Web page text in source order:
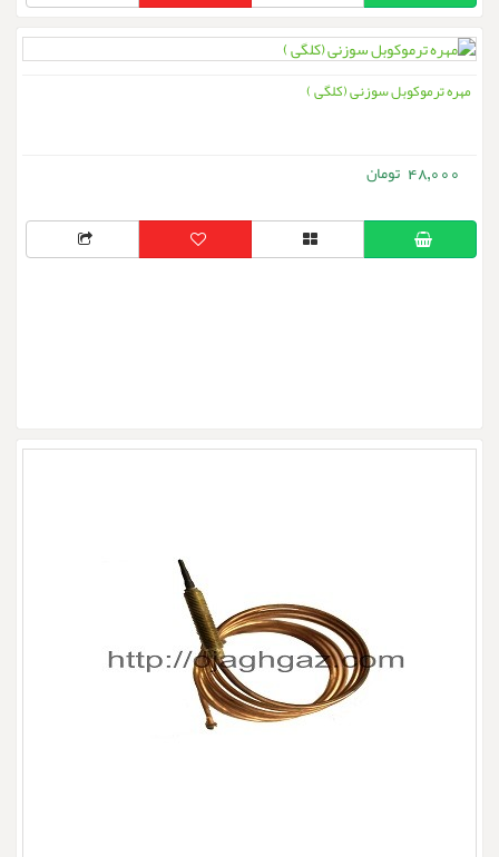
مهره ترموکوبل سوزنی (کلگی )
48,000